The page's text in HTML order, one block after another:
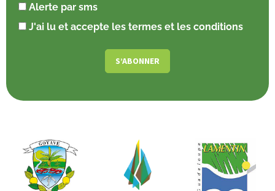
Alerte par sms
J'ai lu et accepte les termes et les conditions